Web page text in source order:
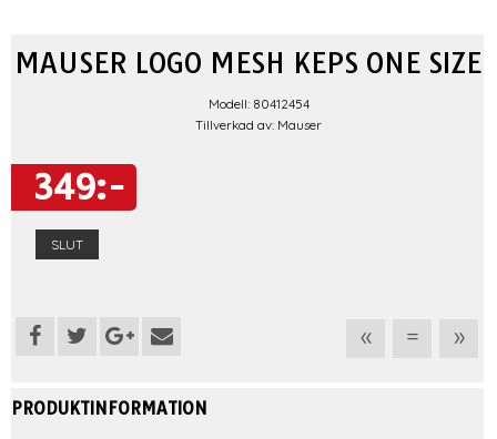
MAUSER LOGO MESH KEPS ONE SIZE
Modell: 80412454
Tillverkad av: Mauser
349:-
SLUT
« = »
PRODUKTINFORMATION